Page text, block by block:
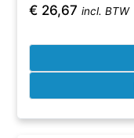
€ 26,67 incl. BTW